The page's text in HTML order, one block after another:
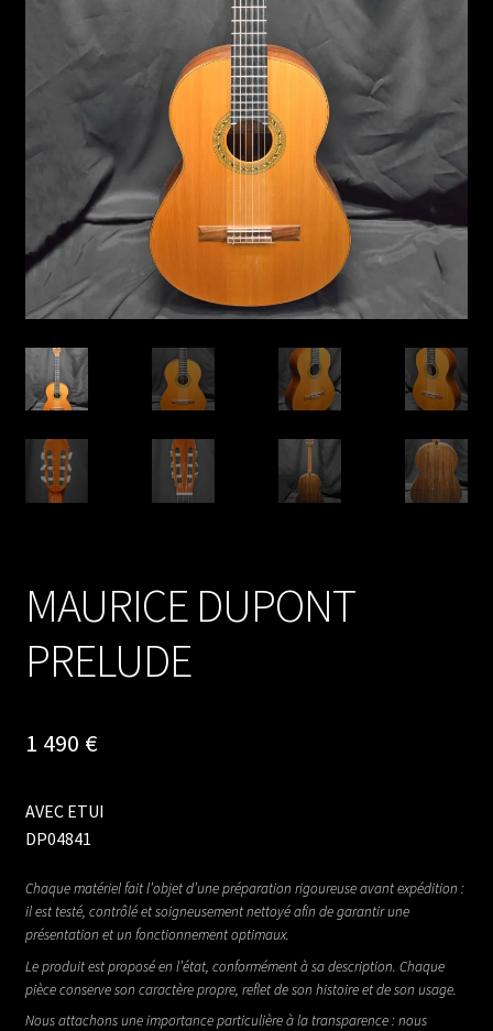
MAURICE DUPONT
PRELUDE
1 490 €
AVEC ETUI
DP04841
Chaque matériel fait l’objet d’une préparation rigoureuse avant expédition :
il est testé, contrôlé et soigneusement nettoyé afin de garantir une
présentation et un fonctionnement optimaux.
Le produit est proposé en l’état, conformément à sa description. Chaque
pièce conserve son caractère propre, reflet de son histoire et de son usage.
Nous attachons une importance particulière à la transparence : nous